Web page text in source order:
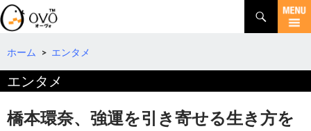
検
索
コ
テ
へ
動
ホーム > エンタメ
エンタメ
橋本環奈、強運を引き寄せる生き方を